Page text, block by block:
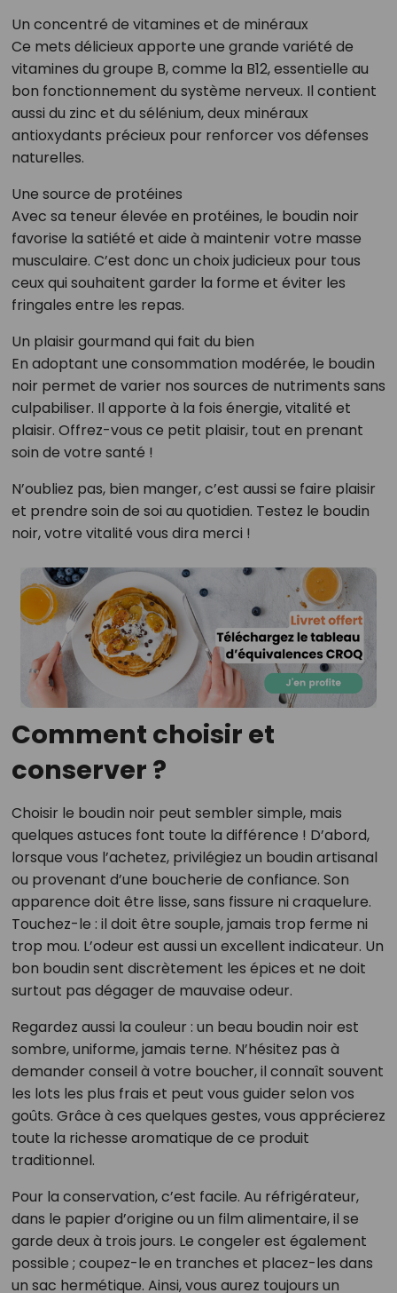
Un concentré de vitamines et de minéraux
Ce mets délicieux apporte une grande variété de
vitamines du groupe B, comme la B12, essentielle au
bon fonctionnement du système nerveux. Il contient
aussi du zinc et du sélénium, deux minéraux
antioxydants précieux pour renforcer vos défenses
naturelles.
Une source de protéines
Avec sa teneur élevée en protéines, le boudin noir
favorise la satiété et aide à maintenir votre masse
musculaire. C’est donc un choix judicieux pour tous
ceux qui souhaitent garder la forme et éviter les
fringales entre les repas.
Un plaisir gourmand qui fait du bien
En adoptant une consommation modérée, le boudin
noir permet de varier nos sources de nutriments sans
culpabiliser. Il apporte à la fois énergie, vitalité et
plaisir. Offrez-vous ce petit plaisir, tout en prenant
soin de votre santé !
N’oubliez pas, bien manger, c’est aussi se faire plaisir
et prendre soin de soi au quotidien. Testez le boudin
noir, votre vitalité vous dira merci !
Comment choisir et
conserver ?
Choisir le boudin noir peut sembler simple, mais
quelques astuces font toute la différence ! D’abord,
lorsque vous l’achetez, privilégiez un boudin artisanal
ou provenant d’une boucherie de confiance. Son
apparence doit être lisse, sans fissure ni craquelure.
Touchez-le : il doit être souple, jamais trop ferme ni
trop mou. L’odeur est aussi un excellent indicateur. Un
bon boudin sent discrètement les épices et ne doit
surtout pas dégager de mauvaise odeur.
Regardez aussi la couleur : un beau boudin noir est
sombre, uniforme, jamais terne. N’hésitez pas à
demander conseil à votre boucher, il connaît souvent
les lots les plus frais et peut vous guider selon vos
goûts. Grâce à ces quelques gestes, vous apprécierez
toute la richesse aromatique de ce produit
traditionnel.
Pour la conservation, c’est facile. Au réfrigérateur,
dans le papier d’origine ou un film alimentaire, il se
garde deux à trois jours. Le congeler est également
possible ; coupez-le en tranches et placez-les dans
un sac hermétique. Ainsi, vous aurez toujours un